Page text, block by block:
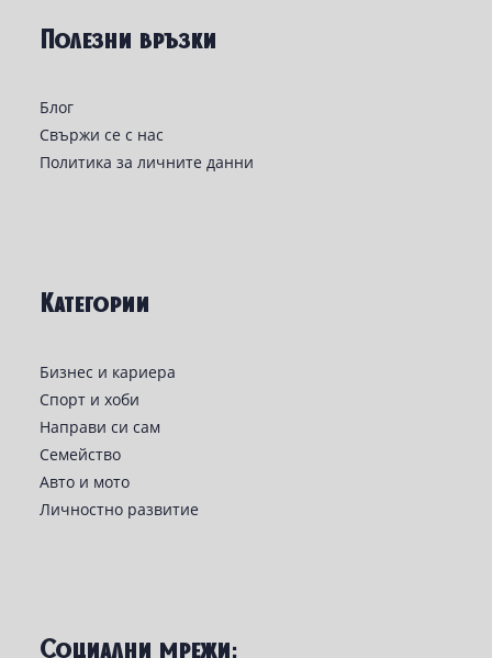
Полезни връзки
Блог
Свържи се с нас
Политика за личните данни
Категории
Бизнес и кариера
Спорт и хоби
Направи си сам
Семейство
Авто и мото
Личностно развитие
Социални мрежи: